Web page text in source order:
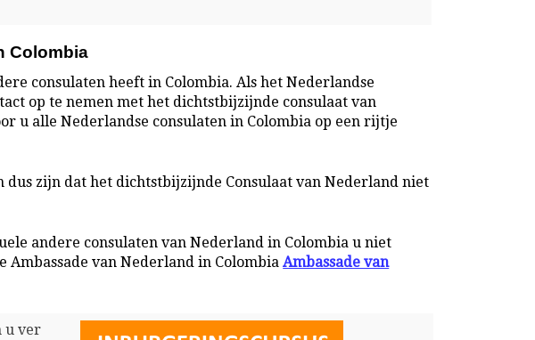
Colombia
consulaten heeft in Colombia. Als het Nederlandse
op te nemen met het dichtstbijzijnde consulaat van
u alle Nederlandse consulaten in Colombia op een rijtje
zijn dat het dichtstbijzijnde Consulaat van Nederland niet
andere consulaten van Nederland in Colombia u niet
van Nederland in Colombia Ambassade van
u ver